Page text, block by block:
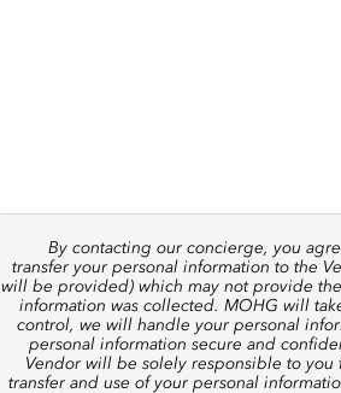
By contacting our concierge, you
transfer your personal information to the
will be provided) which may not provide
information was collected. MOHG will
control, we will handle your personal
personal information secure and
Vendor will be solely responsible to you
transfer and use of your personal